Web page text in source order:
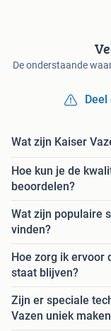
De onderstaande
Wat zijn Kaiser
Hoe kun je de
beoordelen?
Wat zijn populaire
vinden?
Hoe zorg ik ervoor
staat blijven?
Zijn er speciale
Vazen uniek